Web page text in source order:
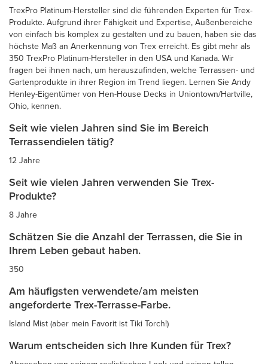
TrexPro Platinum-Hersteller sind die führenden Experten für Trex-
Produkte. Aufgrund ihrer Fähigkeit und Expertise, Außenbereiche
von einfach bis komplex zu gestalten und zu bauen, haben sie das
höchste Maß an Anerkennung von Trex erreicht. Es gibt mehr als
350 TrexPro Platinum-Hersteller in den USA und Kanada. Wir
fragen bei ihnen nach, um herauszufinden, welche Terrassen- und
Gartenprodukte in ihrer Region im Trend liegen. Lernen Sie Andy
Henley-Eigentümer von Hen-House Decks in Uniontown/Hartville,
Ohio, kennen.
Seit wie vielen Jahren sind Sie im Bereich
Terrassendielen tätig?
12 Jahre
Seit wie vielen Jahren verwenden Sie Trex-
Produkte?
8 Jahre
Schätzen Sie die Anzahl der Terrassen, die Sie in
Ihrem Leben gebaut haben.
350
Am häufigsten verwendete/am meisten
angeforderte Trex-Terrasse-Farbe.
Island Mist (aber mein Favorit ist Tiki Torch!)
Warum entscheiden sich Ihre Kunden für Trex?